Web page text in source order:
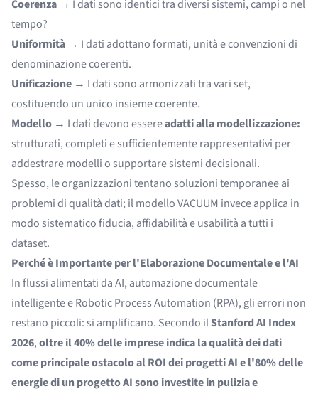
Coerenza → I dati sono identici tra diversi sistemi, campi o nel
tempo?
Uniformità → I dati adottano formati, unità e convenzioni di
denominazione coerenti.
Unificazione → I dati sono armonizzati tra vari set,
costituendo un unico insieme coerente.
Modello → I dati devono essereadatti alla modellizzazione:
strutturati, completi e sufficientemente rappresentativi per
addestrare modelli o supportare sistemi decisionali.
Spesso, le organizzazioni tentano soluzioni temporanee ai
problemi di qualità dati; il modello VACUUM invece applica in
modo sistematico fiducia, affidabilità e usabilità a tutti i
dataset.
Perché è Importante per l'Elaborazione Documentale e l'AI
In flussi alimentati da AI, automazione documentale
intelligente e Robotic Process Automation (RPA), gli errori non
restano piccoli: si amplificano. Secondo ilStanford AI Index
2026,oltre il 40% delle imprese indica la qualità dei dati
come principale ostacolo al ROI dei progetti AI e l'80% delle
energie di un progetto AI sono investite in pulizia e